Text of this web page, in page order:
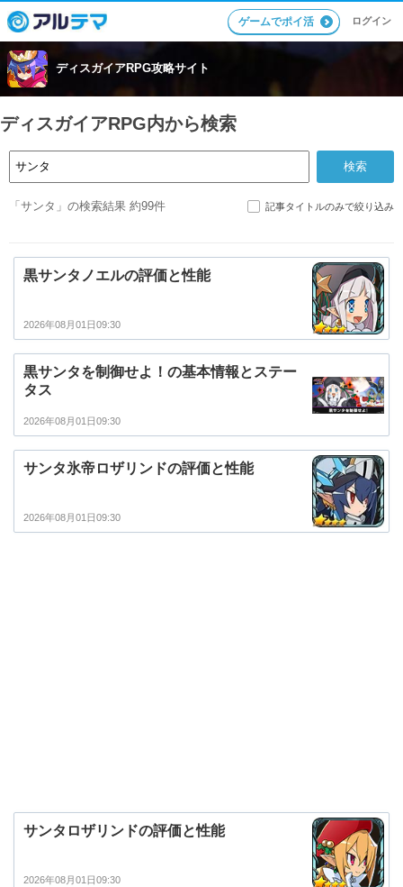
ゲームでポイ活 ログイン
ディスガイアRPG攻略サイト
ディスガイアRPG内から検索
「サンタ」の検索結果 約99件 記事タイトルのみで絞り込み
黒サンタノエルの評価と性能
2026年08月01日09:30
黒サンタを制御せよ！の基本情報とステー
タス
2026年08月01日09:30
サンタ氷帝ロザリンドの評価と性能
2026年08月01日09:30
サンタロザリンドの評価と性能
2026年08月01日09:30